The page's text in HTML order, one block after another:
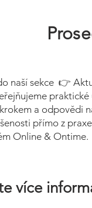
naší sekce 👉
a odpovědi
přímo z
Online & Ontime.
více